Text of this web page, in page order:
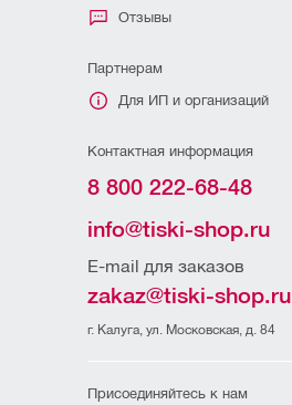
Отзывы
Партнерам
Для ИП и организаций
Контактная информация
8 800 222-68-48
info@tiski-shop.ru
E-mail для заказов
zakaz@tiski-shop.ru
г. Калуга, ул. Московская, д. 84
Присоединяйтесь к нам